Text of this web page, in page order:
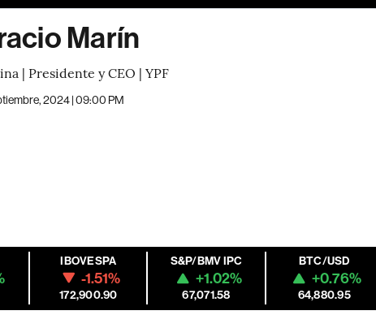
Marín
| Presidente y CEO | YPF
2024 | 09:00 PM
IBOVESPA
-1.51%
172,900.90
S&P/BMV IPC
+1.02%
67,071.58
BTC/USD
+0.76%
64,880.95